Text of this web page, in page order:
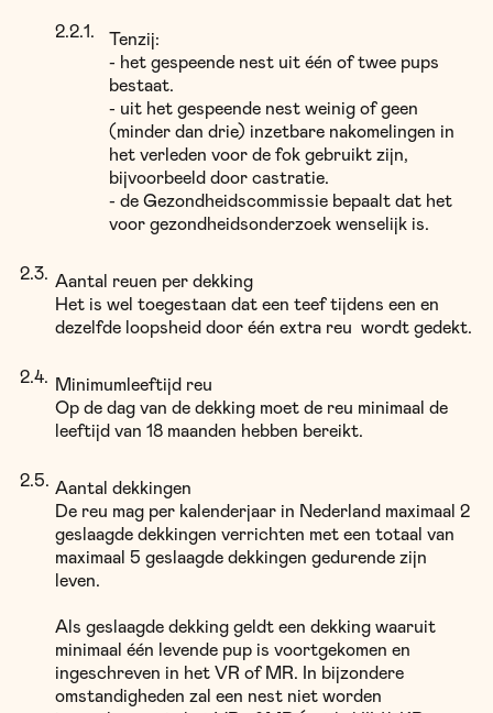
Tenzij:
- het gespeende nest uit één of twee pups
bestaat.
- uit het gespeende nest weinig of geen
(minder dan drie) inzetbare nakomelingen in
het verleden voor de fok gebruikt zijn,
bijvoorbeeld door castratie.
- de Gezondheidscommissie bepaalt dat het
voor gezondheidsonderzoek wenselijk is.
Aantal reuen per dekking
Het is wel toegestaan dat een teef tijdens een en
dezelfde loopsheid door één extra reu wordt gedekt.
Minimumleeftijd reu
Op de dag van de dekking moet de reu minimaal de
leeftijd van 18 maanden hebben bereikt.
Aantal dekkingen
De reu mag per kalenderjaar in Nederland maximaal 2
geslaagde dekkingen verrichten met een totaal van
maximaal 5 geslaagde dekkingen gedurende zijn
leven.
Als geslaagde dekking geldt een dekking waaruit
minimaal één levende pup is voortgekomen en
ingeschreven in het VR of MR. In bijzondere
omstandigheden zal een nest niet worden